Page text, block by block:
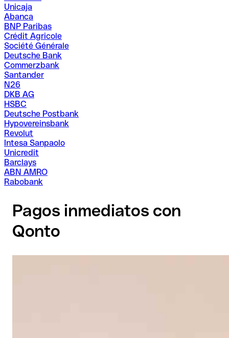
Unicaja
Abanca
BNP Paribas
Crédit Agricole
Société Générale
Deutsche Bank
Commerzbank
Santander
N26
DKB AG
HSBC
Deutsche Postbank
Hypovereinsbank
Revolut
Intesa Sanpaolo
Unicredit
Barclays
ABN AMRO
Rabobank
Pagos inmediatos con
Qonto